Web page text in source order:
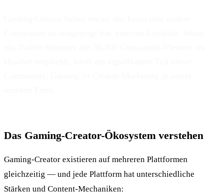
Das Gaming-Creator-Ökosystem verstehen
Gaming-Creator existieren auf mehreren Plattformen
gleichzeitig — und jede Plattform hat unterschiedliche
Stärken und Content-Mechaniken: